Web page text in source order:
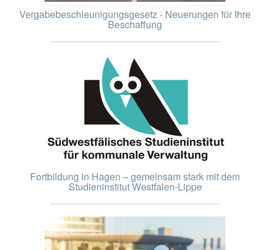
Vergabebeschleunigungsgesetz - Neuerungen für Ihre
Beschaffung
Fortbildung in Hagen – gemeinsam stark mit dem
Studieninstitut Westfalen-Lippe